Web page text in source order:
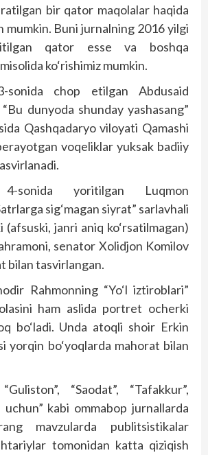
bir qator maqolalar haqida
mumkin. Buni jurnalning 2016 yilgi
qator esse va boshqa
ko‘rishimiz mumkin.
sonida chop etilgan Abdusaid
“Bu dunyoda shunday yashasang”
Qashqadaryo viloyati Qamashi
voqeliklar yuksak badiiy
4-sonida yoritilgan Luqmon
sig‘magan siyrat” sarlavhali
janri aniq ko‘rsatilmagan)
senator Xolidjon Komilov
bilan tasvirlangan.
Rahmonning “Yo‘l iztiroblari”
ham aslida portret ocherki
bo‘ladi. Unda atoqli shoir Erkin
yorqin bo‘yoqlarda mahorat bilan
“Saodat”, “Tafakkur”,
uchun” kabi ommabop jurnallarda
mavzularda publitsistikalar
tomonidan katta qiziqish